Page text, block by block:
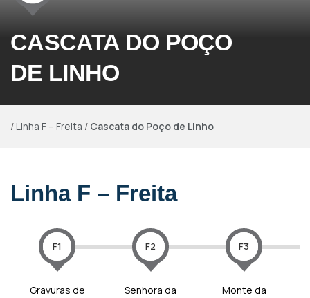
CASCATA DO POÇO
DE LINHO
/Linha F – Freita / Cascata do Poço de Linho
Linha F – Freita
F1
Gravuras de
F2
Senhora da
F3
Monte da